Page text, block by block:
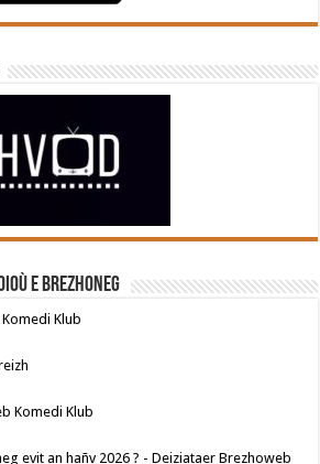
e brezhoneg
Klub
Komedi Klub
evit an hañv 2026 ? - Deiziataer Brezhoweb